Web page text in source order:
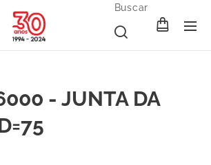
Buscar
- JUNTA DA